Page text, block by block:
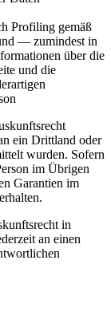
Profiling gemäß
— zumindest in
über die
und die
ein Drittland oder
wurden. Sofern
im Übrigen
Garantien im
in
an einen